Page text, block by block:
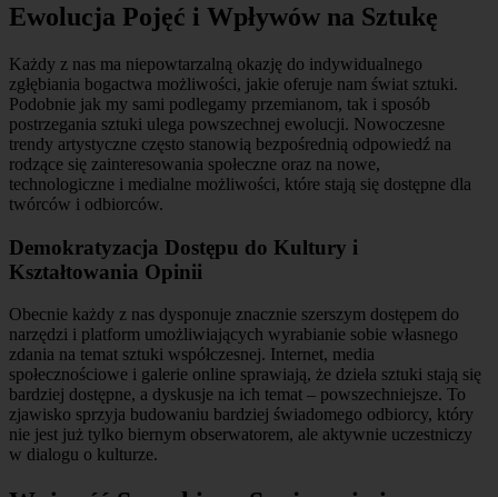
Ewolucja Pojęć i Wpływów na Sztukę
Każdy z nas ma niepowtarzalną okazję do indywidualnego
zgłębiania bogactwa możliwości, jakie oferuje nam świat sztuki.
Podobnie jak my sami podlegamy przemianom, tak i sposób
postrzegania sztuki ulega powszechnej ewolucji. Nowoczesne
trendy artystyczne często stanowią bezpośrednią odpowiedź na
rodzące się zainteresowania społeczne oraz na nowe,
technologiczne i medialne możliwości, które stają się dostępne dla
twórców i odbiorców.
Demokratyzacja Dostępu do Kultury i
Kształtowania Opinii
Obecnie każdy z nas dysponuje znacznie szerszym dostępem do
narzędzi i platform umożliwiających wyrabianie sobie własnego
zdania na temat sztuki współczesnej. Internet, media
społecznościowe i galerie online sprawiają, że dzieła sztuki stają się
bardziej dostępne, a dyskusje na ich temat – powszechniejsze. To
zjawisko sprzyja budowaniu bardziej świadomego odbiorcy, który
nie jest już tylko biernym obserwatorem, ale aktywnie uczestniczy
w dialogu o kulturze.